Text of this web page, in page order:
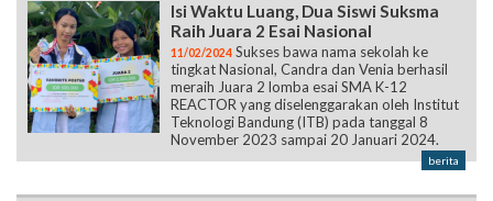
Isi Waktu Luang, Dua Siswi Suksma
Raih Juara 2 Esai Nasional
11/02/2024 Sukses bawa nama sekolah ke
tingkat Nasional, Candra dan Venia berhasil
meraih Juara 2 lomba esai SMA K-12
REACTOR yang diselenggarakan oleh Institut
Teknologi Bandung (ITB) pada tanggal 8
November 2023 sampai 20 Januari 2024.
berita